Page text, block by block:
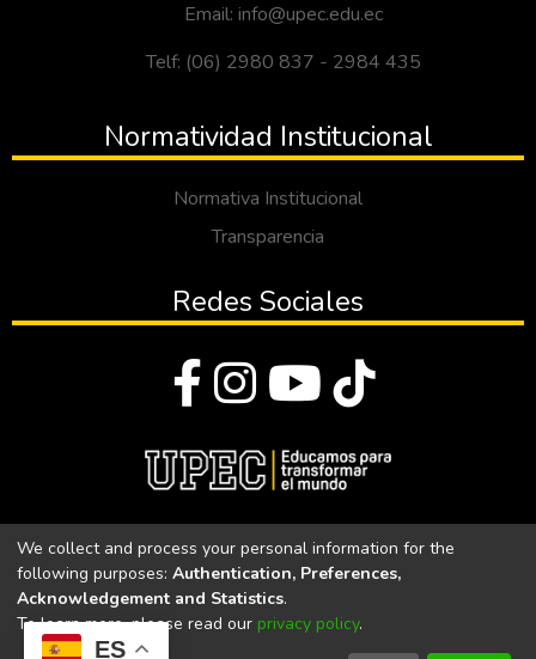
ES
Email: info@upec.edu.ec
Telf: (06) 2980 837 - 2984 435
Normatividad Institucional
Normativa Institucional
Transparencia
Redes Sociales
Universidad Politécnica Estatal del Carchi
Universidad Politécnica Estatal del Carchi | Acreditada por el
We collect and process your personal information for the
following purposes: Authentication, Preferences,
Acknowledgement and Statistics.
To learn more, please read our privacy policy.